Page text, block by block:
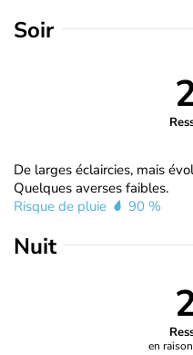
Soir
De larges éclaircies, mais
Quelques averses faibles.
Risque de pluie
90 %
Nuit
en